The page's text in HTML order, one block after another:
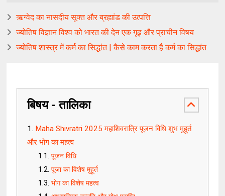
ऋग्वेद का नासदीय सूक्त और ब्रह्मांड की उत्पत्ति
ज्योतिष विज्ञान विश्व को भारत की देन एक गूढ़ और प्राचीन विषय
ज्योतिष शास्त्र में कर्म का सिद्धांत | कैसे काम करता है कर्म का सिद्धांत
बिषय - तालिका
Maha Shivratri 2025 महाशिवरात्रि पूजन विधि शुभ मुहूर्त
और भोग का महत्व
पूजन विधि
पूजा का विशेष मुहूर्त
भोग का विशेष महत्व